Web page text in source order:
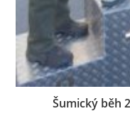
Šumický běh